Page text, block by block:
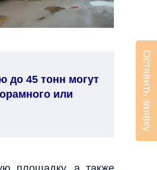
до 45 тонн могут
или
Оставить заявку